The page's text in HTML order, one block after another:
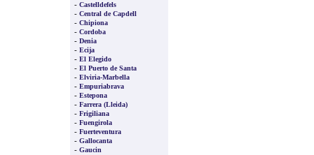
- Castelldefels
- Central de Capdell
- Chipiona
- Cordoba
- Denia
- Ecija
- El Elegido
- El Puerto de Santa
- Elviria-Marbella
- Empuriabrava
- Estepona
- Farrera (Lleida)
- Frigiliana
- Fuengirola
- Fuerteventura
- Gallocanta
- Gaucin